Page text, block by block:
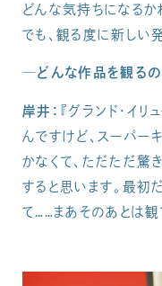
どんな気持ちになるか
でも、観る度に新しい
─どんな作品を観るの
岸井： 『グランド・イ
んですけど、スーパー
かなくて、ただただ驚
すると思います。最初
て……まあそのあとは観